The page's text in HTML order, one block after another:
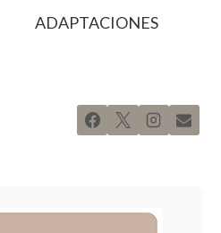
ADAPTACIONES